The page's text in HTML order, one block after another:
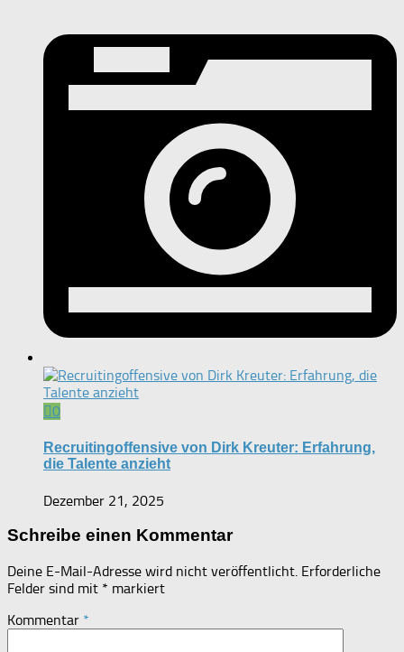
0
Recruitingoffensive von Dirk Kreuter: Erfahrung,
die Talente anzieht
Dezember 21, 2025
Schreibe einen Kommentar
Deine E-Mail-Adresse wird nicht veröffentlicht. Erforderliche
Felder sind mit * markiert
Kommentar *